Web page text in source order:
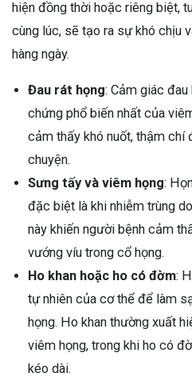
hiện đồng thời hoặc riêng biệt,
cùng lúc, sẽ tạo ra sự khó chịu
hàng ngày.
Đau rát họng: Cảm giác
chứng phổ biến nhất của
cảm thấy khó nuốt, thậm chí
chuyện.
Sưng tấy và viêm họng:
đặc biệt là khi nhiễm trùng
này khiến người bệnh cảm
vướng víu trong cổ họng.
Ho khan hoặc ho có đờm:
tự nhiên của cơ thể để làm
họng. Ho khan thường xuất
viêm họng, trong khi ho có
kéo dài.